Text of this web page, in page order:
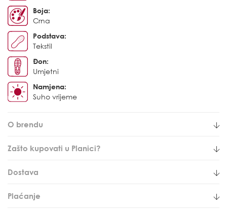
Boja:
Crna
Podstava:
Tekstil
Đon:
Umjetni
Namjena:
Suho vrijeme
O brendu
Zašto kupovati u Planici?
Dostava
Plaćanje